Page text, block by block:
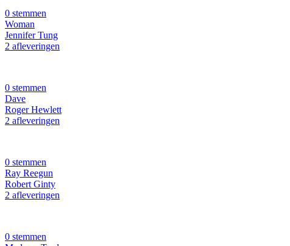
0 stemmen
Woman
Jennifer Tung
2 afleveringen
0 stemmen
Dave
Roger Hewlett
2 afleveringen
0 stemmen
Ray Reegun
Robert Ginty
2 afleveringen
0 stemmen